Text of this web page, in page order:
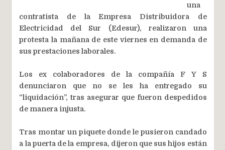
una
contratista de la Empresa Distribuidora de
Electricidad del Sur (Edesur), realizaron una
protesta la mañana de este viernes en demanda de
sus prestaciones laborales.
Los ex colaboradores de la compañía F Y S
denunciaron que no se les ha entregado su
“liquidación”, tras asegurar que fueron despedidos
de manera injusta.
Tras montar un piquete donde le pusieron candado
a la puerta de la empresa, dijeron que sus hijos están